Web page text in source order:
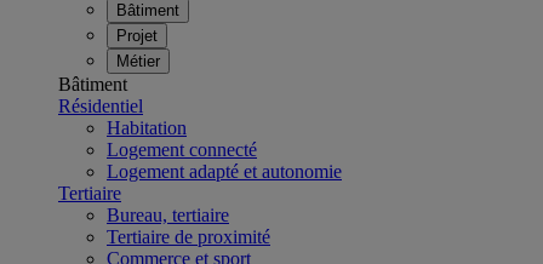
Bâtiment
Projet
Métier
Bâtiment
Résidentiel
Habitation
Logement connecté
Logement adapté et autonomie
Tertiaire
Bureau, tertiaire
Tertiaire de proximité
Commerce et sport